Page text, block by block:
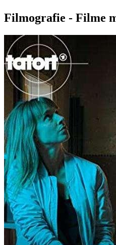
Filmografie - Filme